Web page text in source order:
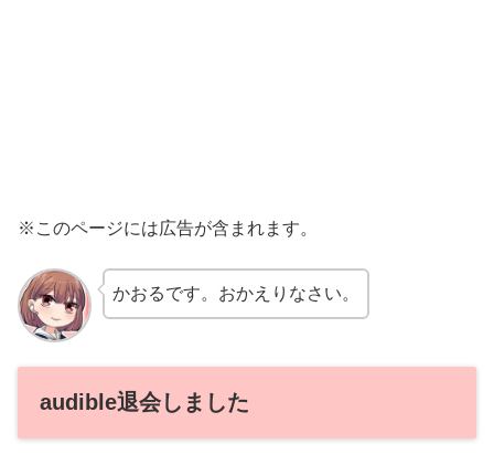
※このページには広告が含まれます。
かおるです。おかえりなさい。
audible退会しました